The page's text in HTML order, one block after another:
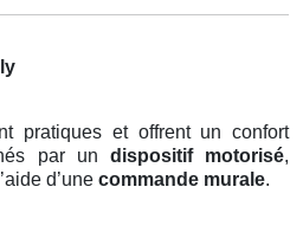
pratiques et offrent un confort
par un dispositif motorisé,
d’une commande murale.